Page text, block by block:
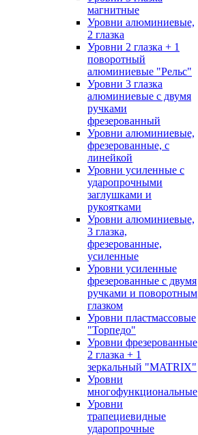
магнитные
Уровни алюминиевые,
2 глазка
Уровни 2 глазка + 1
поворотный
алюминиевые "Рельс"
Уровни 3 глазка
алюминиевые с двумя
ручками
фрезерованный
Уровни алюминиевые,
фрезерованные, с
линейкой
Уровни усиленные с
ударопрочными
заглушками и
рукоятками
Уровни алюминиевые,
3 глазка,
фрезерованные,
усиленные
Уровни усиленные
фрезерованные с двумя
ручками и поворотным
глазком
Уровни пластмассовые
"Торпедо"
Уровни фрезерованные
2 глазка + 1
зеркальный "MATRIX"
Уровни
многофункциональные
Уровни
трапециевидные
ударопрочные